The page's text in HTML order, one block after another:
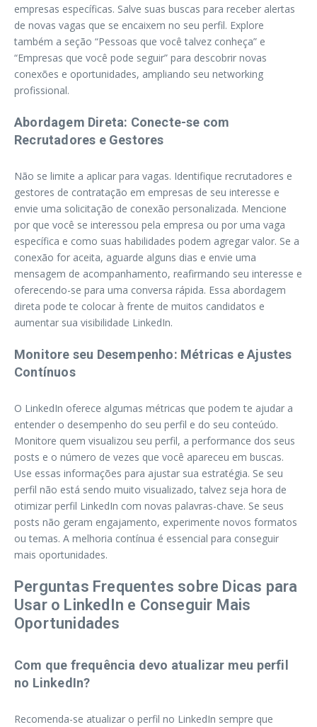
empresas específicas. Salve suas buscas para receber alertas
de novas vagas que se encaixem no seu perfil. Explore
também a seção “Pessoas que você talvez conheça” e
“Empresas que você pode seguir” para descobrir novas
conexões e oportunidades, ampliando seu networking
profissional.
Abordagem Direta: Conecte-se com
Recrutadores e Gestores
Não se limite a aplicar para vagas. Identifique recrutadores e
gestores de contratação em empresas de seu interesse e
envie uma solicitação de conexão personalizada. Mencione
por que você se interessou pela empresa ou por uma vaga
específica e como suas habilidades podem agregar valor. Se a
conexão for aceita, aguarde alguns dias e envie uma
mensagem de acompanhamento, reafirmando seu interesse e
oferecendo-se para uma conversa rápida. Essa abordagem
direta pode te colocar à frente de muitos candidatos e
aumentar sua visibilidade LinkedIn.
Monitore seu Desempenho: Métricas e Ajustes
Contínuos
O LinkedIn oferece algumas métricas que podem te ajudar a
entender o desempenho do seu perfil e do seu conteúdo.
Monitore quem visualizou seu perfil, a performance dos seus
posts e o número de vezes que você apareceu em buscas.
Use essas informações para ajustar sua estratégia. Se seu
perfil não está sendo muito visualizado, talvez seja hora de
otimizar perfil LinkedIn com novas palavras-chave. Se seus
posts não geram engajamento, experimente novos formatos
ou temas. A melhoria contínua é essencial para conseguir
mais oportunidades.
Perguntas Frequentes sobre Dicas para
Usar o LinkedIn e Conseguir Mais
Oportunidades
Com que frequência devo atualizar meu perfil
no LinkedIn?
Recomenda-se atualizar o perfil no LinkedIn sempre que